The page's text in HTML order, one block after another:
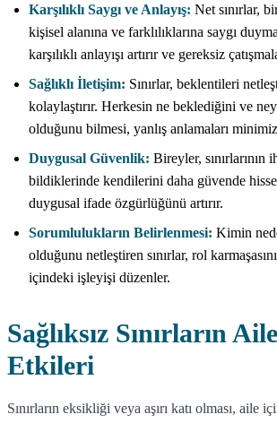
Karşılıklı Saygı ve Anlayış: Net sınırlar,
kişisel alanına ve farklılıklarına saygı
karşılıklı anlayışı artırır ve gereksiz
Sağlıklı İletişim: Sınırlar, beklentileri
kolaylaştırır. Herkesin ne beklediğini ve
olduğunu bilmesi, yanlış anlamaları
Duygusal Güvenlik: Bireyler,
bildiklerinde kendilerini daha güvende
duygusal ifade özgürlüğünü artırır.
Sorumlulukların Belirlenmesi: Kimin
olduğunu netleştiren sınırlar, rol
içindeki işleyişi düzenler.
Sağlıksız Sınırların
Etkileri
Sınırların eksikliği veya aşırı katı olması, aile